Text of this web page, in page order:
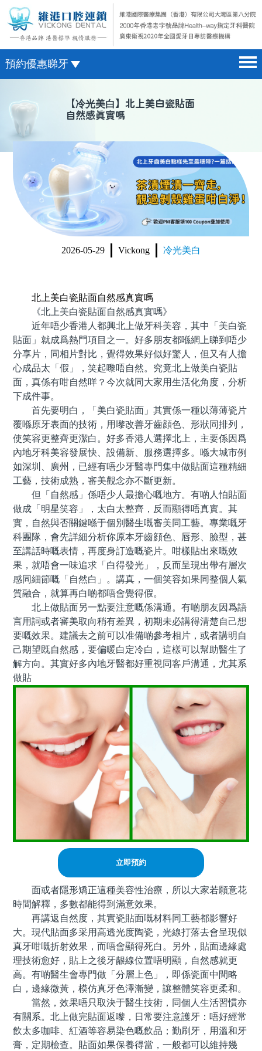
預約優惠睇牙
醫院簡介 hospital introduction
醫生介紹 doctor introduction
醫療新聞 medical news
種植牙 dental implant
箍牙 orthodontics
收費標準 change standard
微信預約
WhatsApp預約
【冷光美白】北上美白瓷貼面
自然感真實嗎
2026-05-29 Vickong 冷光美白
北上美白瓷貼面自然感真實嗎
《北上美白瓷貼面自然感真實嗎》
近年唔少香港人都興北上做牙科美容，其中「美白瓷
貼面」就成爲熱門項目之一。好多朋友都喺網上睇到唔少
分享片，同相片對比，覺得效果好似好驚人，但又有人擔
心成品太「假」，笑起嚟唔自然。究竟北上做美白瓷貼
面，真係有咁自然咩？今次就同大家用生活化角度，分析
下成件事。
首先要明白，「美白瓷貼面」其實係一種以薄薄瓷片
覆喺原牙表面的技術，用嚟改善牙齒顔色、形狀同排列，
使笑容更整齊更潔白。好多香港人選擇北上，主要係因爲
內地牙科美容發展快、設備新、服務選擇多。喺大城市例
如深圳、廣州，已經有唔少牙醫專門集中做貼面這種精細
工藝，技術成熟，審美觀念亦不斷更新。
但「自然感」係唔少人最擔心嘅地方。有啲人怕貼面
做成「明星笑容」，太白太整齊，反而顯得唔真實。其
實，自然與否關鍵喺于個別醫生嘅審美同工藝。專業嘅牙
科團隊，會先詳細分析你原本牙齒顔色、唇形、臉型，甚
至講話時嘅表情，再度身訂造嘅瓷片。咁樣貼出來嘅效
果，就唔會一味追求「白得發光」，反而呈現出帶有層次
感同細節嘅「自然白」。講真，一個笑容如果同整個人氣
質融合，就算再白啲都唔會覺得假。
北上做貼面另一點要注意嘅係溝通。有啲朋友因爲語
言用詞或者審美取向稍有差異，初期未必講得清楚自己想
要嘅效果。建議去之前可以准備啲參考相片，或者講明自
己期望既自然感，要偏暖白定冷白，這樣可以幫助醫生了
解方向。其實好多內地牙醫都好重視同客戶溝通，尤其系
做貼
立即預約
面或者隱形矯正這種美容性治療，所以大家若願意花
時間解釋，多數都能得到滿意效果。
再講返自然度，其實瓷貼面嘅材料同工藝都影響好
大。現代貼面多采用高透光度陶瓷，光線打落去會呈現似
真牙咁嘅折射效果，而唔會顯得死白。另外，貼面邊緣處
理技術愈好，貼上之後牙龈線位置唔明顯，自然感就更
高。有啲醫生會專門做「分層上色」，即係瓷面中間略
白，邊緣微黃，模仿真牙色澤漸變，讓整體笑容更柔和。
當然，效果唔只取決于醫生技術，同個人生活習慣亦
有關系。北上做完貼面返嚟，日常要注意護牙：唔好經常
飲太多咖啡、紅酒等容易染色嘅飲品；勤刷牙，用溫和牙
膏，定期檢查。貼面如果保養得當，一般都可以維持幾